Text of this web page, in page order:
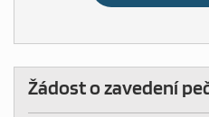
Žádost o zavedení